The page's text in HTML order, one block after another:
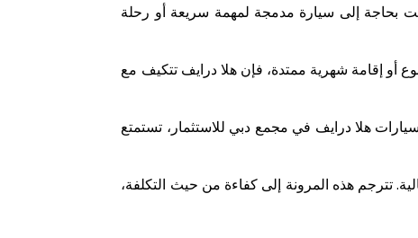
بحاجة إلى سيارة مدمجة لمهمة سريعة أو رحلة
أو إقامة شهرية ممتدة، فإن هلا درايف تتكيف مع
هلا درايف في مجمع دبي للاستثمار، تستمتع
تترجم هذه المرونة إلى كفاءة من حيث التكلفة،